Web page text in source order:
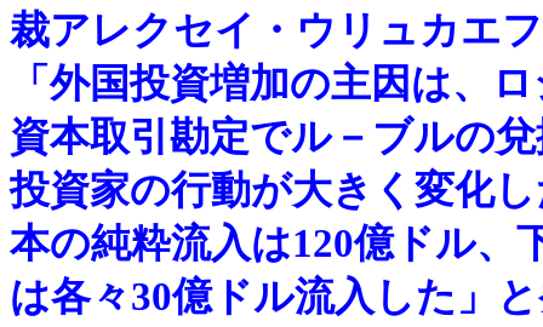
裁アレクセイ・ウリュカエ
「外国投資増加の主因は、
資本取引勘定でル－ブルの
投資家の行動が大きく変化
本の純粋流入は120億ドル、
は各々30億ドル流入した」